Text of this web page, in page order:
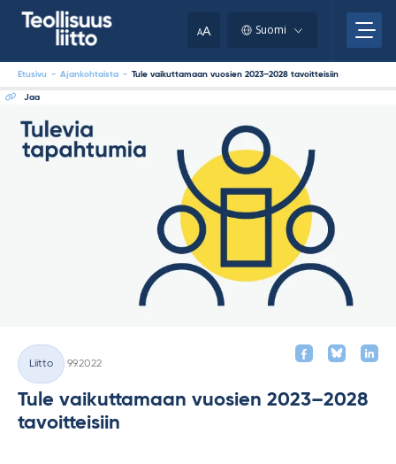
AA Suomi
Etusivu - Ajankohtaista - Tule vaikuttamaan vuosien 2023–2028 tavoitteisiin
Jaa
Kategoriat
Liitto
9.9.2022
Tule vaikuttamaan vuosien 2023–2028
tavoitteisiin
clipboard.)